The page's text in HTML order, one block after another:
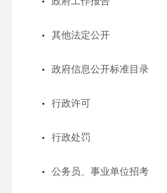
其他法定公开
政府信息公开标准目录
行政许可
行政处罚
公务员、事业单位招考